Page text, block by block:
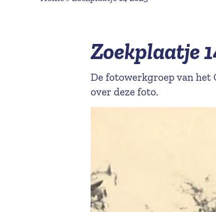
Zoekplaatje
De fotowerkgroep van
over deze foto.